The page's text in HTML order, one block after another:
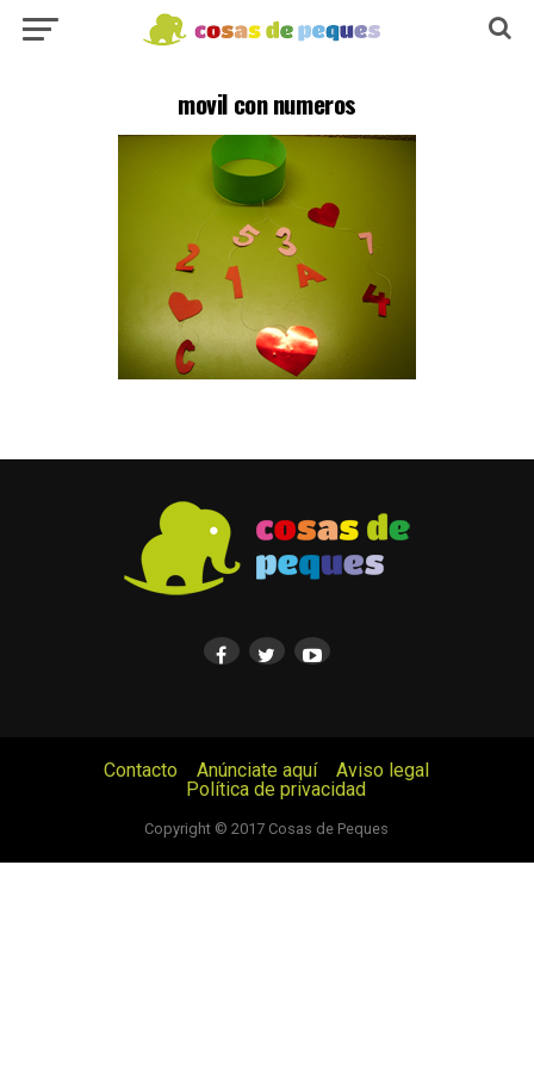
movil con numeros
Contacto Anúnciate aquí
Aviso legal
Política de privacidad
Copyright © 2017 Cosas de Peques